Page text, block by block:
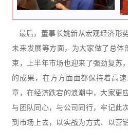
最后，董事长姚新从宏观经济形
未来发展等方面，为大家做了总
束，上半年市场也迎来了强劲复苏
的成果，在方方面面都保持着高
章，在经济跌宕的浪潮中，大家更
与团队同心，与公司同行，牢记此
到市场上去，以实战为方式、以营